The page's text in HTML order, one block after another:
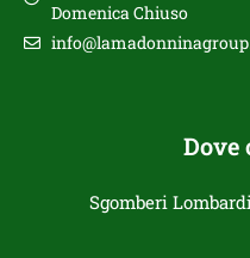
Domenica Chiuso
Dove
Sgomberi